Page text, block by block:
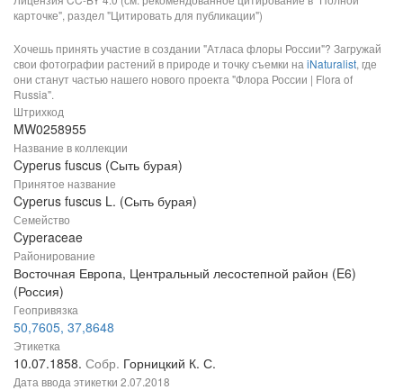
карточке", раздел "Цитировать для публикации")
Хочешь принять участие в создании "Атласа флоры России"? Загружай
свои фотографии растений в природе и точку съемки на iNaturalist, где
они станут частью нашего нового проекта "Флора России | Flora of
Russia".
Штрихкод
MW0258955
Название в коллекции
Cyperus fuscus (Сыть бурая)
Принятое название
Cyperus fuscus L. (Сыть бурая)
Семейство
Cyperaceae
Районирование
Восточная Европа, Центральный лесостепной район (E6)
(Россия)
Геопривязка
50,7605, 37,8648
Этикетка
10.07.1858. Собр. Горницкий К. С.
Дата ввода этикетки 2.07.2018